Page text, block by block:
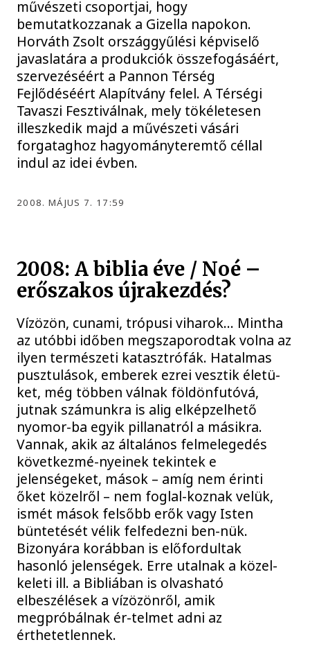
művészeti csoportjai, hogy
bemutatkozzanak a Gizella napokon.
Horváth Zsolt országgyűlési képviselő
javaslatára a produkciók összefogásáért,
szervezéséért a Pannon Térség
Fejlődéséért Alapítvány felel. A Térségi
Tavaszi Fesztiválnak, mely tökéletesen
illeszkedik majd a művészeti vásári
forgataghoz hagyományteremtő céllal
indul az idei évben.
2008. MÁJUS 7. 17:59
2008: A biblia éve / Noé –
erőszakos újrakezdés?
Vízözön, cunami, trópusi viharok… Mintha
az utóbbi időben megszaporodtak volna az
ilyen természeti katasztrófák. Hatalmas
pusztulások, emberek ezrei vesztik életü-
ket, még többen válnak földönfutóvá,
jutnak számunkra is alig elképzelhető
nyomor-ba egyik pillanatról a másikra.
Vannak, akik az általános felmelegedés
következmé-nyeinek tekintek e
jelenségeket, mások – amíg nem érinti
őket közelről – nem foglal-koznak velük,
ismét mások felsőbb erők vagy Isten
büntetését vélik felfedezni ben-nük.
Bizonyára korábban is előfordultak
hasonló jelenségek. Erre utalnak a közel-
keleti ill. a Bibliában is olvasható
elbeszélések a vízözönről, amik
megpróbálnak ér-telmet adni az
érthetetlennek.